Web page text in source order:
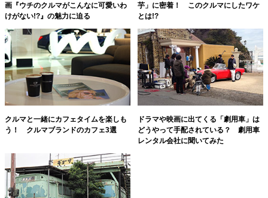
画『ウチのクルマがこんなに可愛いわ
けがない!?』の魅力に迫る
芋」に密着！ このクルマにしたワケ
とは!?
クルマと一緒にカフェタイムを楽しも
う！ クルマブランドのカフェ3選
ドラマや映画に出てくる「劇用車」は
どうやって手配されている？ 劇用車
レンタル会社に聞いてみた